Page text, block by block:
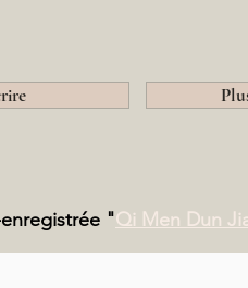
"Qi Men Dun